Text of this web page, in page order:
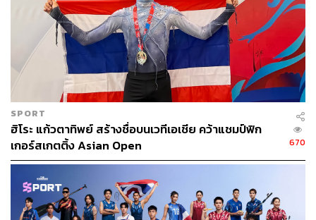
SPORT
ฮิโระ แก้วตาทิพย์ สร้างชื่อบนเวทีเอเชีย คว้าแชมป์ฟิก
เกอร์สเกตติ้ง Asian Open
670